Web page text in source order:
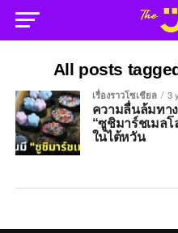
All posts
เรื่องราวโซเชียล 3
ความลื่นล้มทา
“ซูชิมาร์ชเมล
ในไต้หวัน